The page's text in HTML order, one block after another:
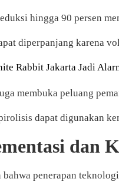
hingga 90 persen
diperpanjang karena
Rabbit Jakarta Jadi
membuka peluang
dapat digunakan
dan
bahwa penerapan